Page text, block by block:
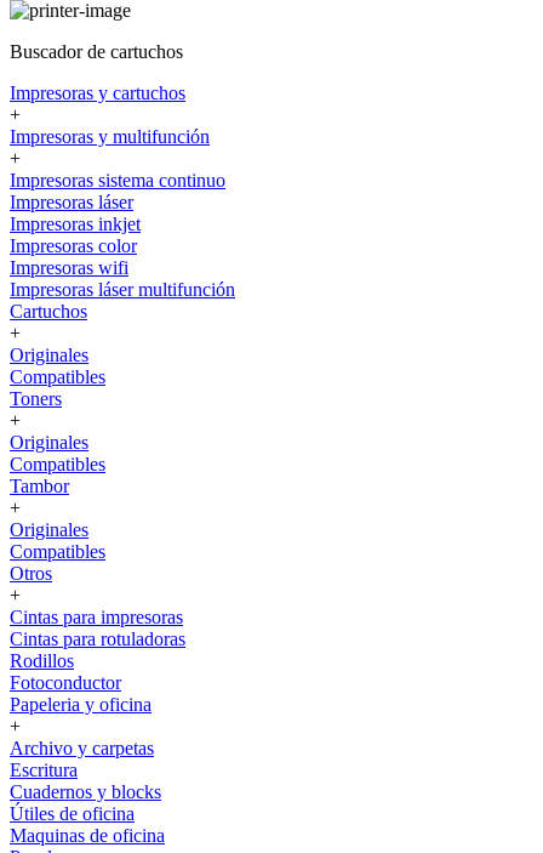
Buscador de cartuchos
Impresoras y cartuchos
+
Impresoras y multifunción
+
Impresoras sistema continuo
Impresoras láser
Impresoras inkjet
Impresoras color
Impresoras wifi
Impresoras láser multifunción
Cartuchos
+
Originales
Compatibles
Toners
+
Originales
Compatibles
Tambor
+
Originales
Compatibles
Otros
+
Cintas para impresoras
Cintas para rotuladoras
Rodillos
Fotoconductor
Papeleria y oficina
+
Archivo y carpetas
Escritura
Cuadernos y blocks
Útiles de oficina
Maquinas de oficina